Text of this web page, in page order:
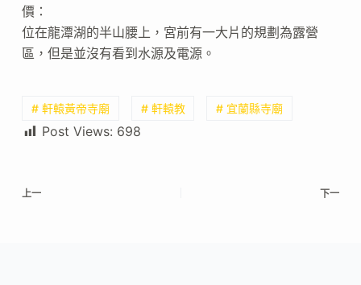
價：
位在龍潭湖的半山腰上，宮前有一大片的規劃為露營
區，但是並沒有看到水源及電源。
# 軒轅黃帝寺廟 # 軒轅教 # 宜蘭縣寺廟
Post Views: 698
上一 下一